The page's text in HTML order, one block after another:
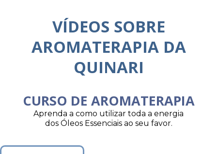
VÍDEOS SOBRE
AROMATERAPIA DA
QUINARI
CURSO DE AROMATERAPIA
Aprenda a como utilizar toda a energia
dos Óleos Essenciais ao seu favor.